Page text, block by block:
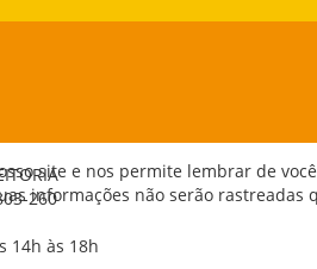
260
14h às 18h
site e nos permite lembrar de
informações não serão rastreadas